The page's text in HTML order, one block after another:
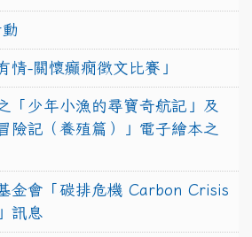
情-關懷癲癇徵文比賽」
「少年小漁的尋寶奇航記」及
險記（養殖篇）」電子繪本之
金會「碳排危機 Carbon Crisis
訊息